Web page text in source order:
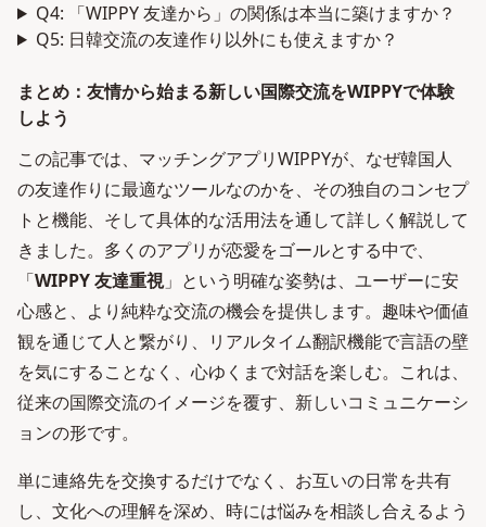
Q4: 「WIPPY 友達から」の関係は本当に築けますか？
Q5: 日韓交流の友達作り以外にも使えますか？
まとめ：友情から始まる新しい国際交流をWIPPYで体験
しよう
この記事では、マッチングアプリWIPPYが、なぜ韓国人
の友達作りに最適なツールなのかを、その独自のコンセプ
トと機能、そして具体的な活用法を通して詳しく解説して
きました。多くのアプリが恋愛をゴールとする中で、
「WIPPY 友達重視」という明確な姿勢は、ユーザーに安
心感と、より純粋な交流の機会を提供します。趣味や価値
観を通じて人と繋がり、リアルタイム翻訳機能で言語の壁
を気にすることなく、心ゆくまで対話を楽しむ。これは、
従来の国際交流のイメージを覆す、新しいコミュニケーシ
ョンの形です。
単に連絡先を交換するだけでなく、お互いの日常を共有
し、文化への理解を深め、時には悩みを相談し合えるよう